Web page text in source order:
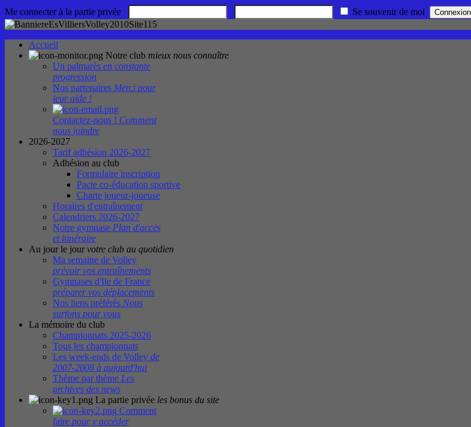
Me connecter à la partie privée Se souvenir de moi
Accueil
Notre club mieux nous connaître
Un palmarès en constante
progression
Nos partenaires Merci pour
leur aide !
Contactez-nous ! Comment
nous joindre
2026-2027
Tarif adhésion 2026-2027
Adhésion au club
Formulaire inscription
Pacte co-éducation sportive
Charte joueur-joueuse
Horaires d'entraînement
Calendriers 2026-2027
Notre gymnase Plan d'accès
et itinéraire
Au jour le jour votre club au quotidien
Ma semaine de Volley
prévoir vos entraînements
Gymnases d'Ile de France
préparer vos déplacements
Nos liens préférés Nous
surfons pour vous
La mémoire du club
Championnats 2025-2026
Tous les championnats
Les week-ends de Volley de
2007-2008 à aujourd'hui
Thème par thème Les
archives des news
La partie privée les bonus du site
Comment
faire pour y accéder